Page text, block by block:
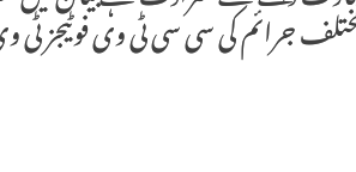
جرائم کی سی سی ٹی وی فوٹیجز ٹی